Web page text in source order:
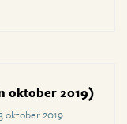
oktober 2019)
oktober 2019